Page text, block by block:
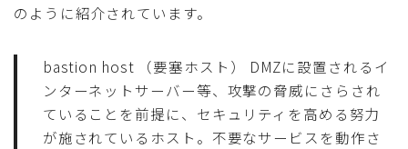
のように紹介されています。
bastion host （要塞ホスト） DMZに設置されるイ
ンターネットサーバー等、攻撃の脅威にさらされ
ていることを前提に、セキュリティを高める努力
が施されているホスト。不要なサービスを動作さ